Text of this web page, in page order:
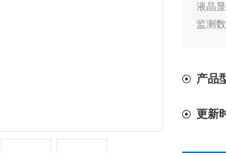
液晶
监测
多种
产品
更新